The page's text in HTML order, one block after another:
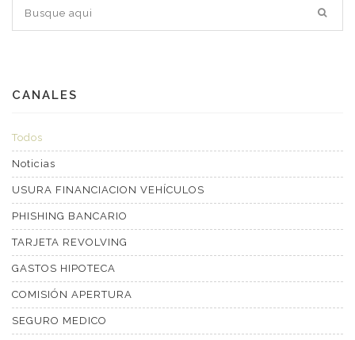
CANALES
Todos
Noticias
USURA FINANCIACION VEHÍCULOS
PHISHING BANCARIO
TARJETA REVOLVING
GASTOS HIPOTECA
COMISIÓN APERTURA
SEGURO MEDICO